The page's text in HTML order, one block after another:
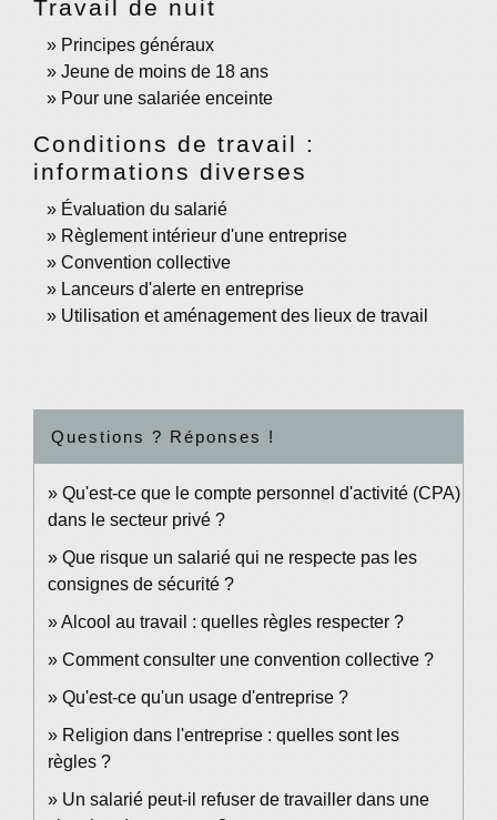
Travail de nuit
Principes généraux
Jeune de moins de 18 ans
Pour une salariée enceinte
Conditions de travail :
informations diverses
Évaluation du salarié
Règlement intérieur d'une entreprise
Convention collective
Lanceurs d'alerte en entreprise
Utilisation et aménagement des lieux de travail
Questions ? Réponses !
Qu'est-ce que le compte personnel d'activité (CPA)
dans le secteur privé ?
Que risque un salarié qui ne respecte pas les
consignes de sécurité ?
Alcool au travail : quelles règles respecter ?
Comment consulter une convention collective ?
Qu'est-ce qu'un usage d'entreprise ?
Religion dans l'entreprise : quelles sont les
règles ?
Un salarié peut-il refuser de travailler dans une